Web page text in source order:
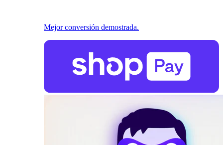
Mejor conversión demostrada.